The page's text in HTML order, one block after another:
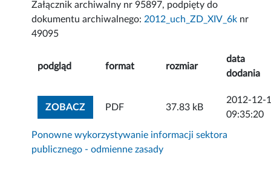
Załącznik archiwalny nr 95897, podpięty do
dokumentu archiwalnego: 2012_uch_ZD_XIV_6k nr
49095
podgląd format rozmiar
data
dodania
ZOBACZZOBACZ ZAŁĄCZNIK
PDF 37.83 kB
2012-12-
09:35:20
Ponowne wykorzystywanie informacji sektora
publicznego - odmienne zasady